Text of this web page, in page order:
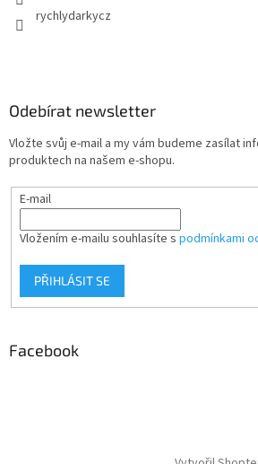
rychlydarkycz
Odebírat newsletter
Vložte svůj e-mail a my vám budeme zasílat
produktech na našem e-shopu.
E-mail
Vložením e-mailu souhlasíte s podmínkami
PŘIHLÁSIT SE
Facebook